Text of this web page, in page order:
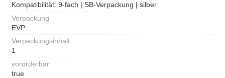
Kompatibilität: 9-fach | SB-Verpackung | silber
Verpackung
EVP
Verpackungsinhalt
1
vororderbar
true